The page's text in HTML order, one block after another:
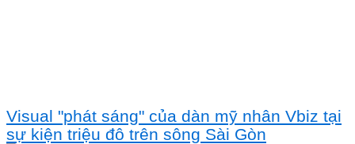
Visual "phát sáng" của dàn mỹ nhân Vbiz tại
sự kiện triệu đô trên sông Sài Gòn